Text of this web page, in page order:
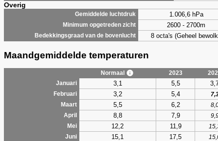
Overig
Gemiddelde luchtdruk 1.006,6 hPa
Minimum opgetreden zicht 2600 - 2700m
Bedekkingsgraad van de bovenlucht 8 octa's (Geheel
Maandgemiddelde temperaturen
Normaal 2023
Januari
3,1 5,5
Februari 3,2 5,4
Maart
5,5 6,2
April
8,8 7,9
Mei
12,2 11,9
Juni
15,1 17,5